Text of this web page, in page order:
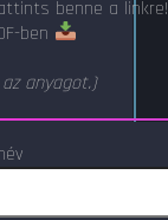
benne a linkre!
ben
anyagot.)